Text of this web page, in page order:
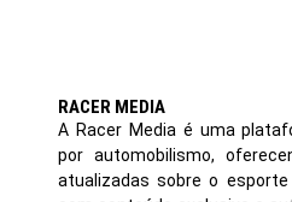
RACER MEDIA
A Racer Media é uma
por automobilismo,
atualizadas sobre o